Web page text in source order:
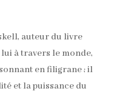
auteur du livre
à travers le monde,
en filigrane ; il
et la puissance du